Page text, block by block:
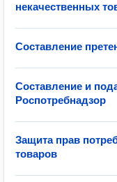
некачественных
Составление
Составление и
Роспотребнадзор
Защита прав
товаров